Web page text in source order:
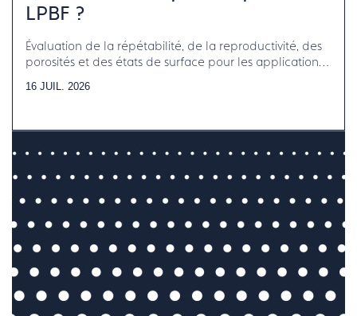
LPBF ?
Évaluation de la répétabilité, de la reproductivité, des
porosités et des états de surface pour les applications
16 JUIL. 2026